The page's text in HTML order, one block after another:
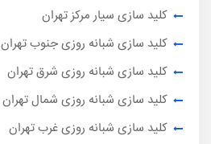
کلید سازی سیار مرکز تهران
کلید سازی شبانه روزی جنوب تهران
کلید سازی شبانه روزی شرق تهران
کلید سازی شبانه روزی شمال تهران
کلید سازی شبانه روزی غرب تهران